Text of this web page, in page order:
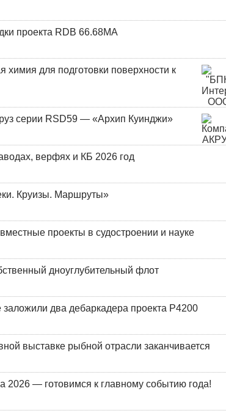
проекта RDB 66.68МА
для подготовки поверхности к
серии RSD59 — «Архип Куинджи»
верфях и КБ 2026 год
Круизы. Маршруты»
проекты в судостроении и науке
дноуглубительный флот
два дебаркадера проекта Р4200
выставке рыбной отрасли заканчивается
2026 — готовимся к главному событию года!